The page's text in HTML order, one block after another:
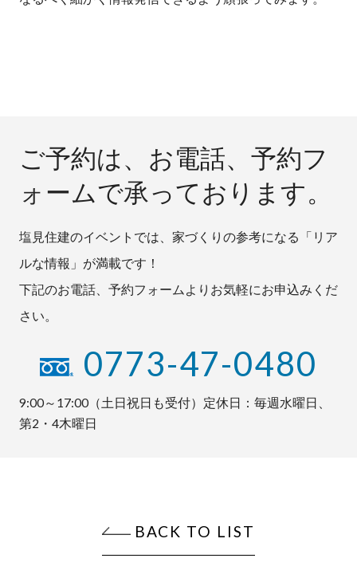
ご予約は、お電話、予約フ
ォームで承っております。
塩見住建のイベントでは、家づくりの参考になる「リア
ルな情報」が満載です！
下記のお電話、予約フォームよりお気軽にお申込みくだ
さい。
0773-47-0480
9:00～17:00（土日祝日も受付）定休日：毎週水曜日、
第2・4木曜日
BACK TO LIST